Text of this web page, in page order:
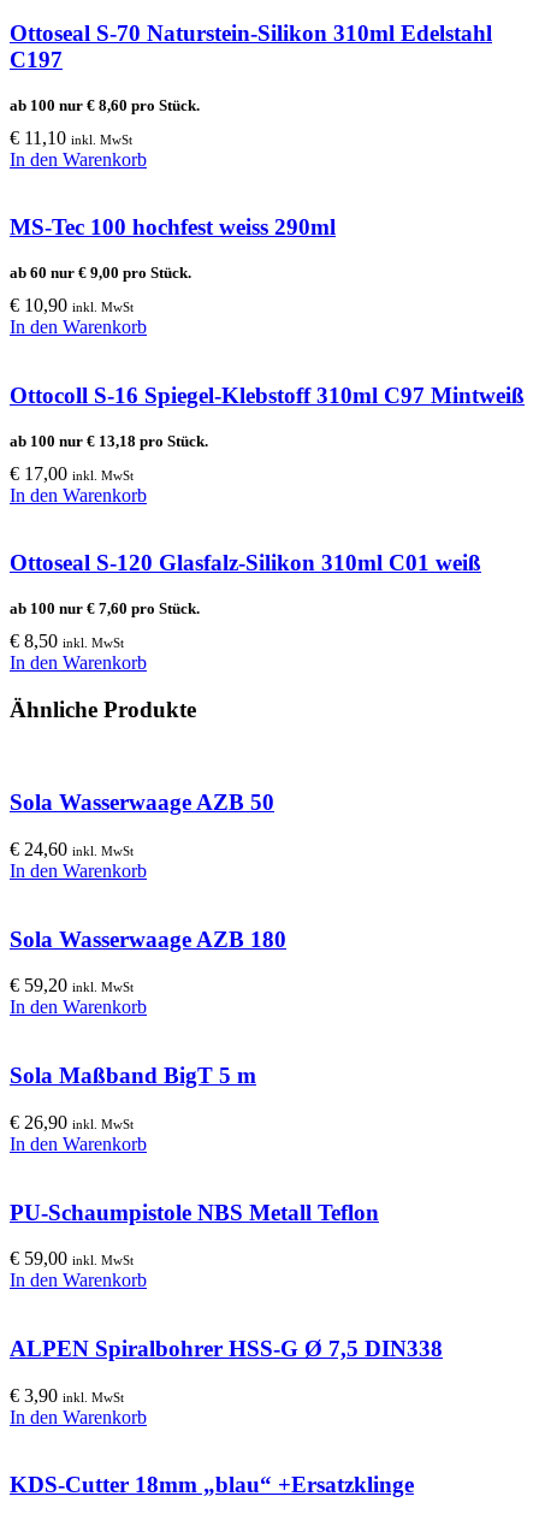
Ottoseal S-70 Naturstein-Silikon 310ml Edelstahl
C197
ab 100 nur € 8,60 pro Stück.
€ 11,10 inkl. MwSt
In den Warenkorb
MS-Tec 100 hochfest weiss 290ml
ab 60 nur € 9,00 pro Stück.
€ 10,90 inkl. MwSt
In den Warenkorb
Ottocoll S-16 Spiegel-Klebstoff 310ml C97 Mintweiß
ab 100 nur € 13,18 pro Stück.
€ 17,00 inkl. MwSt
In den Warenkorb
Ottoseal S-120 Glasfalz-Silikon 310ml C01 weiß
ab 100 nur € 7,60 pro Stück.
€ 8,50 inkl. MwSt
In den Warenkorb
Ähnliche Produkte
Sola Wasserwaage AZB 50
€ 24,60 inkl. MwSt
In den Warenkorb
Sola Wasserwaage AZB 180
€ 59,20 inkl. MwSt
In den Warenkorb
Sola Maßband BigT 5 m
€ 26,90 inkl. MwSt
In den Warenkorb
PU-Schaumpistole NBS Metall Teflon
€ 59,00 inkl. MwSt
In den Warenkorb
ALPEN Spiralbohrer HSS-G Ø 7,5 DIN338
€ 3,90 inkl. MwSt
In den Warenkorb
KDS-Cutter 18mm „blau“ +Ersatzklinge